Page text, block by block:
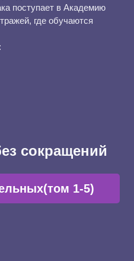
поступает в Академию
где обучаются
сокращений
1-5)